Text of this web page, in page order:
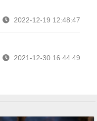
2022-12-19 12:48:47
2021-12-30 16:44:49